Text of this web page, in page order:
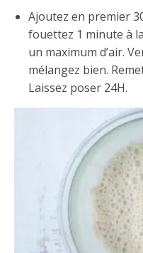
Ajoutez en premier
fouettez 1 minute à
un maximum d’air.
mélangez bien.
Laissez poser 24H.